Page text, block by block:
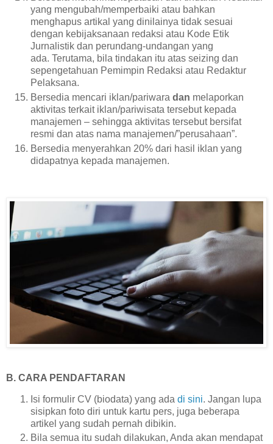
yang mengubah/memperbaiki atau bahkan
menghapus artikal yang dinilainya tidak sesuai
dengan kebijaksanaan redaksi atau Kode Etik
Jurnalistik dan perundang-undangan yang
ada. Terutama, bila tindakan itu atas seizing dan
sepengetahuan Pemimpin Redaksi atau Redaktur
Pelaksana.
Bersedia mencari iklan/pariwara dan melaporkan
aktivitas terkait iklan/pariwisata tersebut kepada
manajemen – sehingga aktivitas tersebut bersifat
resmi dan atas nama manajemen/”perusahaan”.
Bersedia menyerahkan 20% dari hasil iklan yang
didapatnya kepada manajemen.
B. CARA PENDAFTARAN
Isi formulir CV (biodata) yang ada di sini. Jangan lupa
sisipkan foto diri untuk kartu pers, juga beberapa
artikel yang sudah pernah dibikin.
Bila semua itu sudah dilakukan, Anda akan mendapat